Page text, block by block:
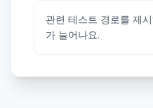
관련 테스트 경로를 제
가 늘어나요.